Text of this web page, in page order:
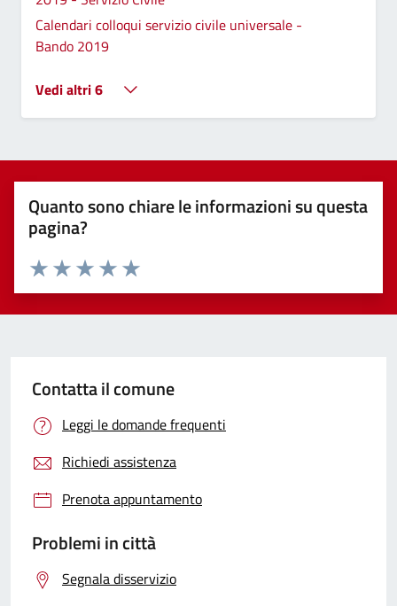
Calendari colloqui servizio civile universale -
Bando 2019
Vedi altri 6
Quanto sono chiare le informazioni su questa
pagina?
Valuta 5 stelle su 5
Valuta 4 stelle su 5
Valuta 3 stelle su 5
Valuta 2 stelle su 5
Valuta 1 stelle su 5
Contatta il comune
Leggi le domande frequenti
Richiedi assistenza
Prenota appuntamento
Problemi in città
Segnala disservizio